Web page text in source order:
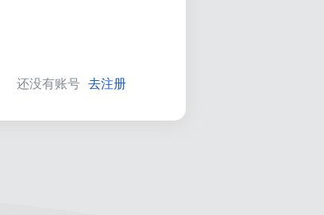
还没有账号 去注册